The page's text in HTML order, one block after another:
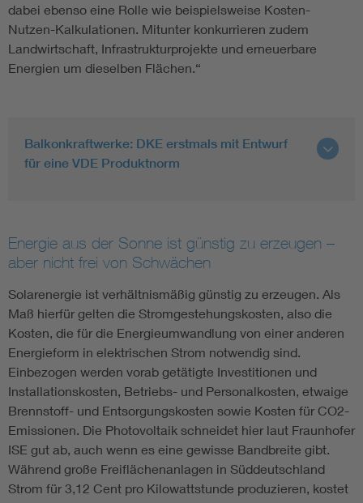
dabei ebenso eine Rolle wie beispielsweise Kosten-
Nutzen-Kalkulationen. Mitunter konkurrieren zudem
Landwirtschaft, Infrastrukturprojekte und erneuerbare
Energien um dieselben Flächen.“
Balkonkraftwerke: DKE erstmals mit Entwurf
für eine VDE Produktnorm
Energie aus der Sonne ist günstig zu erzeugen –
aber nicht frei von Schwächen
Solarenergie ist verhältnismäßig günstig zu erzeugen. Als
Maß hierfür gelten die Stromgestehungskosten, also die
Kosten, die für die Energieumwandlung von einer anderen
Energieform in elektrischen Strom notwendig sind.
Einbezogen werden vorab getätigte Investitionen und
Installationskosten, Betriebs- und Personalkosten, etwaige
Brennstoff- und Entsorgungskosten sowie Kosten für CO2-
Emissionen. Die Photovoltaik schneidet hier laut Fraunhofer
ISE gut ab, auch wenn es eine gewisse Bandbreite gibt.
Während große Freiflächenanlagen in Süddeutschland
Strom für 3,12 Cent pro Kilowattstunde produzieren, kostet